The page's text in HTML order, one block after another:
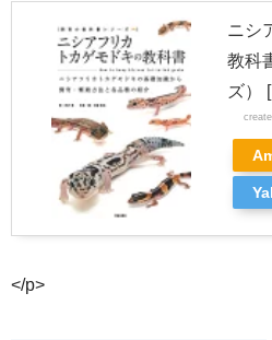
ニシ
教科
ズ）
</p>